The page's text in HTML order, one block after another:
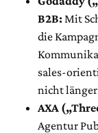
B2B: Mit
die
sales-
nicht
AXA
Agentur